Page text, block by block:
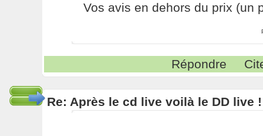
Vos avis en dehors du prix (un
Répondre
Re: Après le cd live voilà le DD live !